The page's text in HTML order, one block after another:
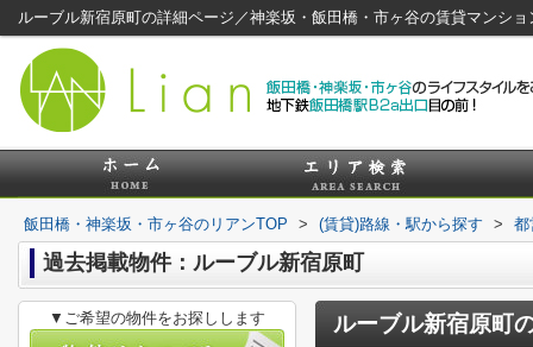
ルーブル新宿原町の詳細ページ／神楽坂・飯田橋・市ヶ谷の賃貸マンショ
飯田橋・神楽坂・市ヶ谷のリアンTOP > (賃貸)路線・駅から探す > 都
過去掲載物件：ルーブル新宿原町
ルーブル新宿原町
▼ご希望の物件をお探しします